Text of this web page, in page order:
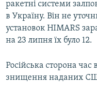
ракетні системи
в Україну. Він не
установок HIMARS
на 23 липня їх було 12.
Російська сторона
знищення наданих